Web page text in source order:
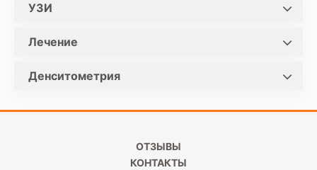
УЗИ
Лечение
Денситометрия
ОТЗЫВЫ
КОНТАКТЫ